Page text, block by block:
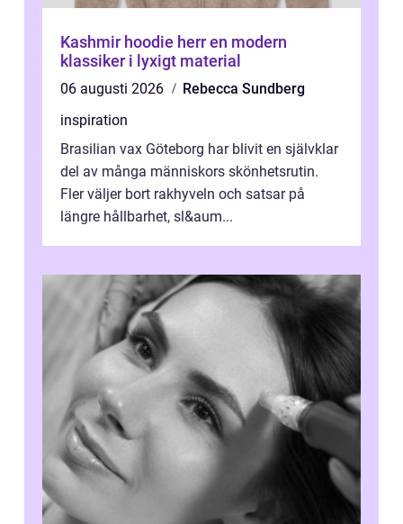
Kashmir hoodie herr en modern
klassiker i lyxigt material
06 augusti 2026
Rebecca Sundberg
inspiration
Brasilian vax Göteborg har blivit en självklar
del av många människors skönhetsrutin.
Fler väljer bort rakhyveln och satsar på
längre hållbarhet, sl&aum...